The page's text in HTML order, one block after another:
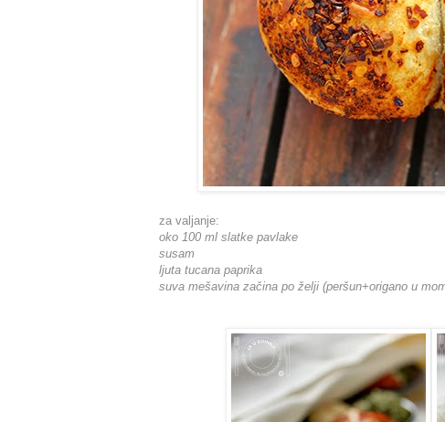
za valjanje:
oko 100 ml slatke pavlake
susam
ljuta tucana paprika
suva mešavina začina po želji (peršun+origano u